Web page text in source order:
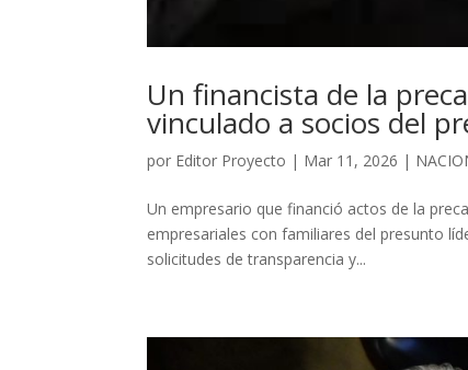
Un financista de la
vinculado a socios del
por Editor Proyecto | Mar 11, 2026 |
Un empresario que financió actos de la
empresariales con familiares del presunto
solicitudes de transparencia y...